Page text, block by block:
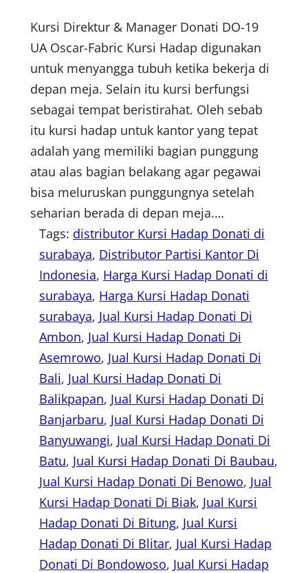
Kursi Direktur & Manager Donati DO-19
UA Oscar-Fabric Kursi Hadap digunakan
untuk menyangga tubuh ketika bekerja di
depan meja. Selain itu kursi berfungsi
sebagai tempat beristirahat. Oleh sebab
itu kursi hadap untuk kantor yang tepat
adalah yang memiliki bagian punggung
atau alas bagian belakang agar pegawai
bisa meluruskan punggungnya setelah
seharian berada di depan meja.…
Tags: distributor Kursi Hadap Donati di
surabaya, Distributor Partisi Kantor Di
Indonesia, Harga Kursi Hadap Donati di
surabaya, Harga Kursi Hadap Donati
surabaya, Jual Kursi Hadap Donati Di
Ambon, Jual Kursi Hadap Donati Di
Asemrowo, Jual Kursi Hadap Donati Di
Bali, Jual Kursi Hadap Donati Di
Balikpapan, Jual Kursi Hadap Donati Di
Banjarbaru, Jual Kursi Hadap Donati Di
Banyuwangi, Jual Kursi Hadap Donati Di
Batu, Jual Kursi Hadap Donati Di Baubau
Jual Kursi Hadap Donati Di Benowo, Jual
Kursi Hadap Donati Di Biak, Jual Kursi
Hadap Donati Di Bitung, Jual Kursi
Hadap Donati Di Blitar, Jual Kursi Hadap
Donati Di Bondowoso, Jual Kursi Hadap